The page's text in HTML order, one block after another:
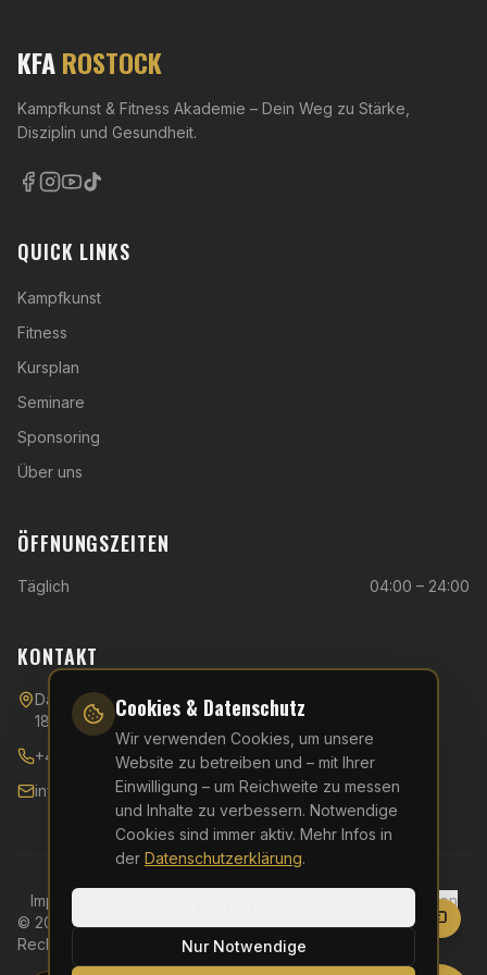
KFAROSTOCK
Kampfkunst & Fitness Akademie – Dein Weg zu Stärke,
Disziplin und Gesundheit.
QUICK LINKS
Kampfkunst
Fitness
Kursplan
Seminare
Sponsoring
Über uns
ÖFFNUNGSZEITEN
Täglich 04:00 – 24:00
KONTAKT
Danziger Straße 40,
18107 Rostock
+49 (0)381 - 510 54 596
info@kfa-rostock.de
Impressum
Cookie-Einstellungen
© 2026 KFA Rostock – Kampfkunst & Fitness Akademie. Alle
Rechte vorbehalten.
Website erstellt von Elitepixel
Cookies & Datenschutz
Wir verwenden Cookies, um unsere
Website zu betreiben und – mit Ihrer
Einwilligung – um Reichweite zu messen
und Inhalte zu verbessern. Notwendige
Cookies sind immer aktiv. Mehr Infos in
der Datenschutzerklärung.
Nur Notwendige